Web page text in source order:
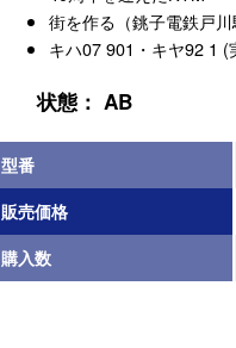
街を作る（銚子電鉄戸川
キハ07 901・キヤ92 1 (
状態： AB
型番
販売価格
購入数